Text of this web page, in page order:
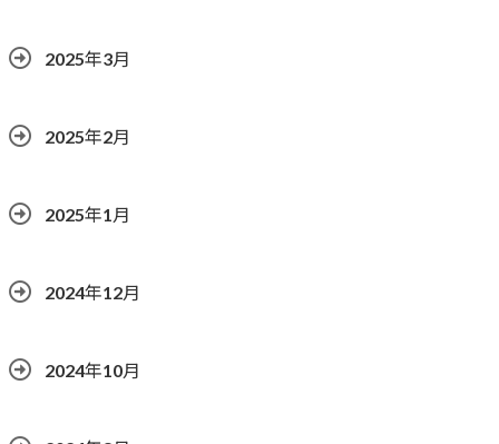
2025年3月
2025年2月
2025年1月
2024年12月
2024年10月